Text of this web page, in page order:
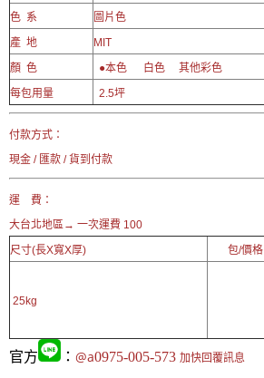
色 系
圖片色
產 地
MIT
顏 色
●本色 白色 其他彩色
每包用量
2.5坪
付款方式：
現金 / 匯款 / 貨到付款
運 費：
大台北地區→ 一次運費 100
尺寸(長X寬X厚)
包/價格
25kg
官方 ： @a0975-005-573 加快回覆訊息